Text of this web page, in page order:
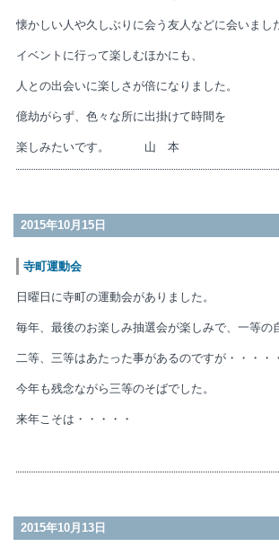
懐かしい人や久しぶりに会う友人などに会いまし
イベントに行って楽しむほかにも、
人との出会いに楽しさが倍になりました。
億劫がらず、色々な所に出掛けて時間を
楽しみたいです。 山 本
2015年10月15日
寺町運動会
日曜日に寺町の運動会がありました。
毎年、最後のお楽しみ抽選会が楽しみで、一等の
二等、三等はあたった事があるのですが・・・・・
今年も残念ながら三等のそばでした。
来年こそは・・・・・
2015年10月13日